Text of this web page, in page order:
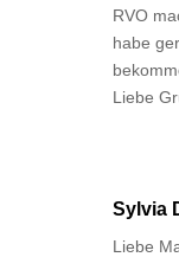
RVO
habe
Liebe
Sylvia
Liebe